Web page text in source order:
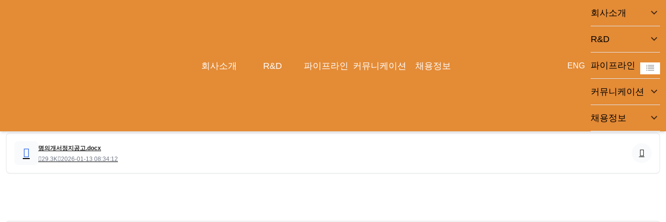
회사소개 R&D 파이프라인 커뮤니케이션 채용정보 ENG
회사소개
R&D
파이프라인
커뮤니케이션
채용정보
명의개서정지공고.docx
29.3K 2026-01-13 08:34:12